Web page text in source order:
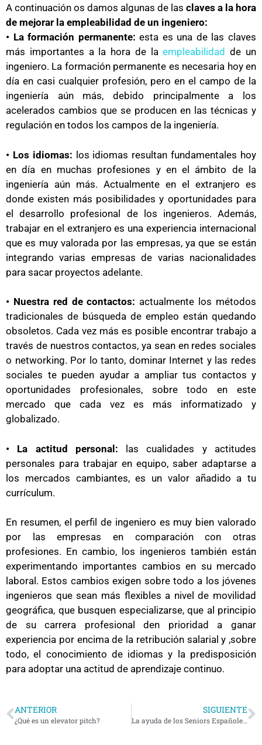
A continuación os damos algunas de las claves a la hora
de mejorar la empleabilidad de un ingeniero:
• La formación permanente: esta es una de las claves
más importantes a la hora de laempleabilidad de un
ingeniero. La formación permanente es necesaria hoy en
día en casi cualquier profesión, pero en el campo de la
ingeniería aún más, debido principalmente a los
acelerados cambios que se producen en las técnicas y
regulación en todos los campos de la ingeniería.
• Los idiomas: los idiomas resultan fundamentales hoy
en día en muchas profesiones y en el ámbito de la
ingeniería aún más. Actualmente en el extranjero es
donde existen más posibilidades y oportunidades para
el desarrollo profesional de los ingenieros. Además,
trabajar en el extranjero es una experiencia internacional
que es muy valorada por las empresas, ya que se están
integrando varias empresas de varias nacionalidades
para sacar proyectos adelante.
• Nuestra red de contactos: actualmente los métodos
tradicionales de búsqueda de empleo están quedando
obsoletos. Cada vez más es posible encontrar trabajo a
través de nuestros contactos, ya sean en redes sociales
o networking. Por lo tanto, dominar Internet y las redes
sociales te pueden ayudar a ampliar tus contactos y
oportunidades profesionales, sobre todo en este
mercado que cada vez es más informatizado y
globalizado.
• La actitud personal: las cualidades y actitudes
personales para trabajar en equipo, saber adaptarse a
los mercados cambiantes, es un valor añadido a tu
currículum.
En resumen, el perfil de ingeniero es muy bien valorado
por las empresas en comparación con otras
profesiones. En cambio, los ingenieros también están
experimentando importantes cambios en su mercado
laboral. Estos cambios exigen sobre todo a los jóvenes
ingenieros que sean más flexibles a nivel de movilidad
geográfica, que busquen especializarse, que al principio
de su carrera profesional den prioridad a ganar
experiencia por encima de la retribución salarial y ,sobre
todo, el conocimiento de idiomas y la predisposición
para adoptar una actitud de aprendizaje continuo.
ANTERIOR
¿Qué es un elevator pitch?
SIGUIENTE
La ayuda de los Seniors Españoles para la Cooperación Técnica (SECOT)